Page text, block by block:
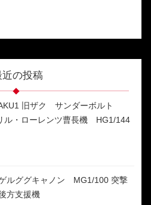
近の投稿
旧ザク サンダーボルト
・ローレンツ曹長機 HG1/144
ルググキャノン MG1/100 突撃
方支援機